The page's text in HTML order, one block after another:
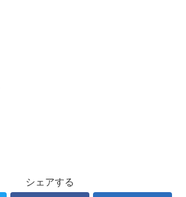
シェアする